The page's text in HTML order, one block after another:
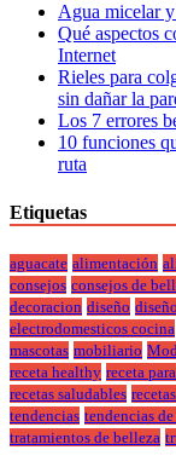
Agua micelar
Qué aspectos
Internet
Rieles para
sin dañar la
Los 7 errores
10 funciones
ruta
Etiquetas
aguacate alimentación
consejos consejos de
decoracion diseño
electrodomesticos cocina
mascotas mobiliario
receta healthy receta
recetas saludables
tendencias tendencias
tratamientos de belleza